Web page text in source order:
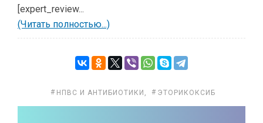
[expert_review...
(Читать полностью...)
НПВС И АНТИБИОТИКИ , ЭТОРИКОКСИБ